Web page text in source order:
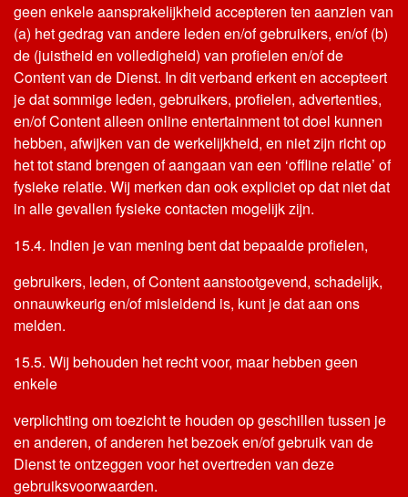
geen enkele aansprakelijkheid accepteren ten aanzien van
(a) het gedrag van andere leden en/of gebruikers, en/of (b)
de (juistheid en volledigheid) van profielen en/of de
Content van de Dienst. In dit verband erkent en accepteert
je dat sommige leden, gebruikers, profielen, advertenties,
en/of Content alleen online entertainment tot doel kunnen
hebben, afwijken van de werkelijkheid, en niet zijn richt op
het tot stand brengen of aangaan van een ‘offline relatie’ of
fysieke relatie. Wij merken dan ook expliciet op dat niet dat
in alle gevallen fysieke contacten mogelijk zijn.
15.4. Indien je van mening bent dat bepaalde profielen,
gebruikers, leden, of Content aanstootgevend, schadelijk,
onnauwkeurig en/of misleidend is, kunt je dat aan ons
melden.
15.5. Wij behouden het recht voor, maar hebben geen
enkele
verplichting om toezicht te houden op geschillen tussen je
en anderen, of anderen het bezoek en/of gebruik van de
Dienst te ontzeggen voor het overtreden van deze
gebruiksvoorwaarden.